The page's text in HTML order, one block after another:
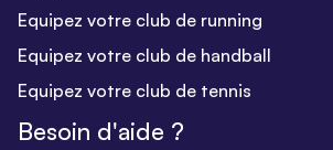
Equipez votre club de running
Equipez votre club de handball
Equipez votre club de tennis
Besoin d'aide ?